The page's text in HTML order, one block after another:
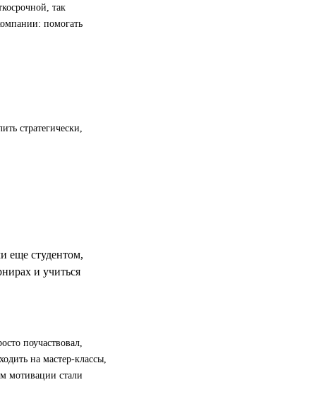
так
помогать
стратегически,
еще студентом,
и учиться
поучаствовал,
на мастер-классы,
мотивации стали